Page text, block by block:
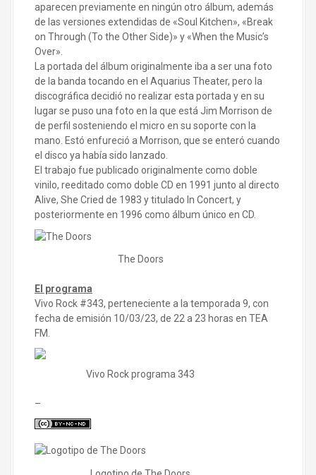
aparecen previamente en ningún otro álbum, además
de las versiones extendidas de «Soul Kitchen», «Break
on Through (To the Other Side)» y «When the Music’s
Over».
La portada del álbum originalmente iba a ser una foto
de la banda tocando en el Aquarius Theater, pero la
discográfica decidió no realizar esta portada y en su
lugar se puso una foto en la que está Jim Morrison de
de perfil sosteniendo el micro en su soporte con la
mano. Estó enfureció a Morrison, que se enteró cuando
el disco ya había sido lanzado.
El trabajo fue publicado originalmente como doble
vinilo, reeditado como doble CD en 1991 junto al directo
Alive, She Cried de 1983 y titulado In Concert, y
posteriormente en 1996 como álbum único en CD.
The Doors
El programa
Vivo Rock #343, perteneciente a la temporada 9, con
fecha de emisión 10/03/23, de 22 a 23 horas en TEA
FM.
Vivo Rock programa 343
–